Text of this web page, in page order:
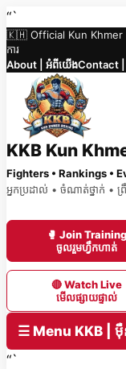
Skip
to
content
“`
🇰🇭 Official Kun Khmer
ការ
About | អំពីយើងContact |
KKB Kun
Fighters • Rankings •
អ្នកប្រដាល់ • ចំណាត់ថ្នាក់ •
🥊 Join Training
ចូលរួមហ្វឹកហាត់
🔴 Watch Live
មើលផ្សាយផ្ទាល់
☰ Menu KKB |
“`